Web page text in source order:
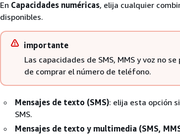
En Capacidades numéricas, elija cualquier
disponibles.
importante
Las capacidades de SMS, MMS y voz no
de comprar el número de teléfono.
Mensajes de texto (SMS): elija esta opción
SMS.
Mensajes de texto y multimedia (SMS,